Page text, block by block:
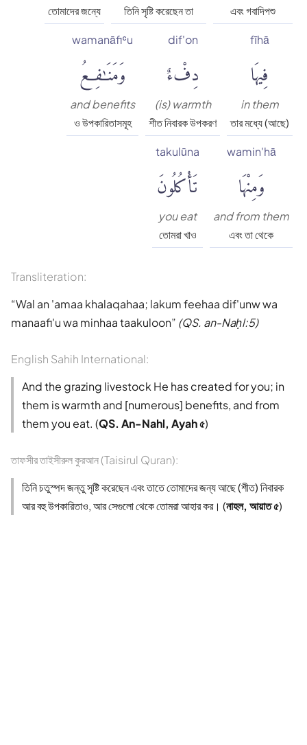
এবং গবাদিপশু
তিনি সৃষ্টি করেছেন তা
তোমাদের জন্যে
fīhā
فِيهَا
in them
তার মধ্যে (আছে)
dif'on
دِفْءٌ
(is) warmth
শীত নিবারক উপকরণ
wamanāfiʿu
وَمَنَٰفِعُ
and benefits
ও উপকারিতাসমূহ
wamin'hā
وَمِنْهَا
and from them
এবং তা থেকে
takulūna
تَأْكُلُونَ
you eat
তোমরা খাও
Transliteration:
Wal an 'amaa khalaqahaa; lakum feehaa dif'unw wa
manaafi'u wa minhaa taakuloon (QS. an-Naḥl:5)
English Sahih International:
And the grazing livestock He has created for you; in
them is warmth and [numerous] benefits, and from
them you eat. (QS. An-Nahl, Ayah ৫)
তাফসীর তাইসীরুল কুরআন (Taisirul Quran):
তিনি চতুস্পদ জন্তু সৃষ্টি করেছেন এবং তাতে তোমাদের জন্য আছে (শীত) নিবারক
আর বহু উপকারিতাও, আর সেগুলো থেকে তোমরা আহার কর। (নাহল, আয়াত ৫)